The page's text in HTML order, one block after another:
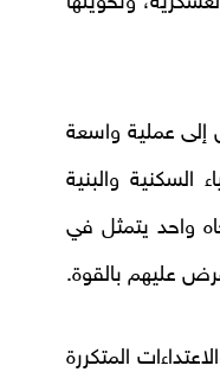
إلى عملية واسعة
السكنية والبنية
واحد يتمثل في
عليهم بالقوة.
المتكررة